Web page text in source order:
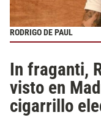
RODRIGO DE PAUL
In fraganti,
visto en
cigarrillo